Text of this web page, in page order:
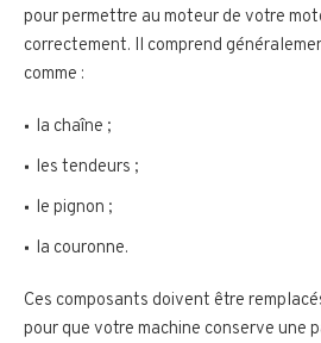
pour permettre au moteur de votre
correctement. Il comprend
comme :
la chaîne ;
les tendeurs ;
le pignon ;
la couronne.
Ces composants doivent être
pour que votre machine conserve une